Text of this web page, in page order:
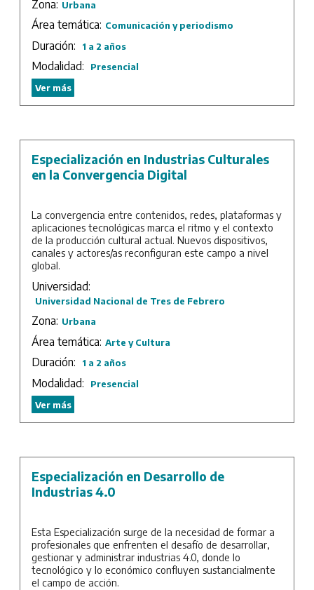
Zona: Urbana
Área temática: Comunicación y periodismo
Duración: 1 a 2 años
Modalidad:
Presencial
Ver más
Especialización en Industrias Culturales
en la Convergencia Digital
La convergencia entre contenidos, redes, plataformas y
aplicaciones tecnológicas marca el ritmo y el contexto
de la producción cultural actual. Nuevos dispositivos,
canales y actores/as reconfiguran este campo a nivel
global.
Un espacio de reflexión, conocimiento e investigación
es lo que los sectores de estas industrias demandan
para proyectar y dimensionar escenarios futuros. Así
también se hace necesario improvisar y ensayar nuevas
herramientas teóricas capaces de abordar el dinamismo
que da forma a las distintas problemáticas.
conocimientos en la materia haciendo foco en la
hibridación de los sectores tradicionales y sus nuevas
perspectivas, los nuevos desarrollos y aplicaciones que
reconfiguran el mercado, los desafíos de la propiedad
mapa de los sectores.
Duración: 3 cuatrimestres.
Universidad:
Universidad Nacional de Tres de Febrero
Zona: Urbana
Área temática: Arte y Cultura
Duración: 1 a 2 años
Modalidad:
Presencial
Ver más
Especialización en Desarrollo de
Industrias 4.0
Esta Especialización surge de la necesidad de formar a
profesionales que enfrenten el desafío de desarrollar,
gestionar y administrar industrias 4.0, donde lo
tecnológico y lo económico confluyen sustancialmente
el campo de acción.